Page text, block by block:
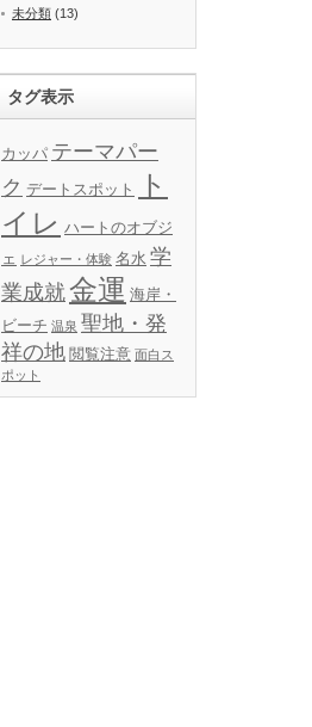
未分類 (13)
タグ表示
カッパ テーマパー
ク デートスポット
ト
イレ ハートのオブジ
ェ レジャー・体験 名水 学
業成就金運 海岸・
ビーチ 温泉 聖地・発
祥の地 閲覧注意 面白ス
ポット